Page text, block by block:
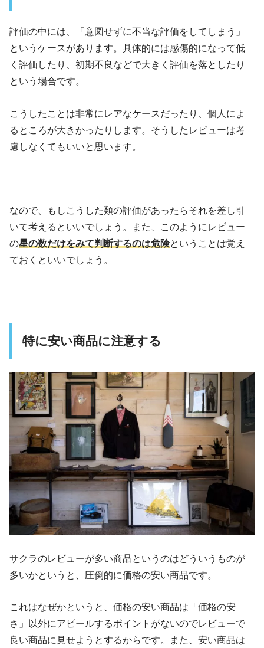
評価の中には、「意図せずに不当な評価をしてしまう」
というケースがあります。具体的には感傷的になって低
く評価したり、初期不良などで大きく評価を落としたり
という場合です。
こうしたことは非常にレアなケースだったり、個人によ
るところが大きかったりします。そうしたレビューは考
慮しなくてもいいと思います。
なので、もしこうした類の評価があったらそれを差し引
いて考えるといいでしょう。また、このようにレビュー
の星の数だけをみて判断するのは危険ということは覚え
ておくといいでしょう。
特に安い商品に注意する
サクラのレビューが多い商品というのはどういうものが
多いかというと、圧倒的に価格の安い商品です。
これはなぜかというと、価格の安い商品は「価格の安
さ」以外にアピールするポイントがないのでレビューで
良い商品に見せようとするからです。また、安い商品は